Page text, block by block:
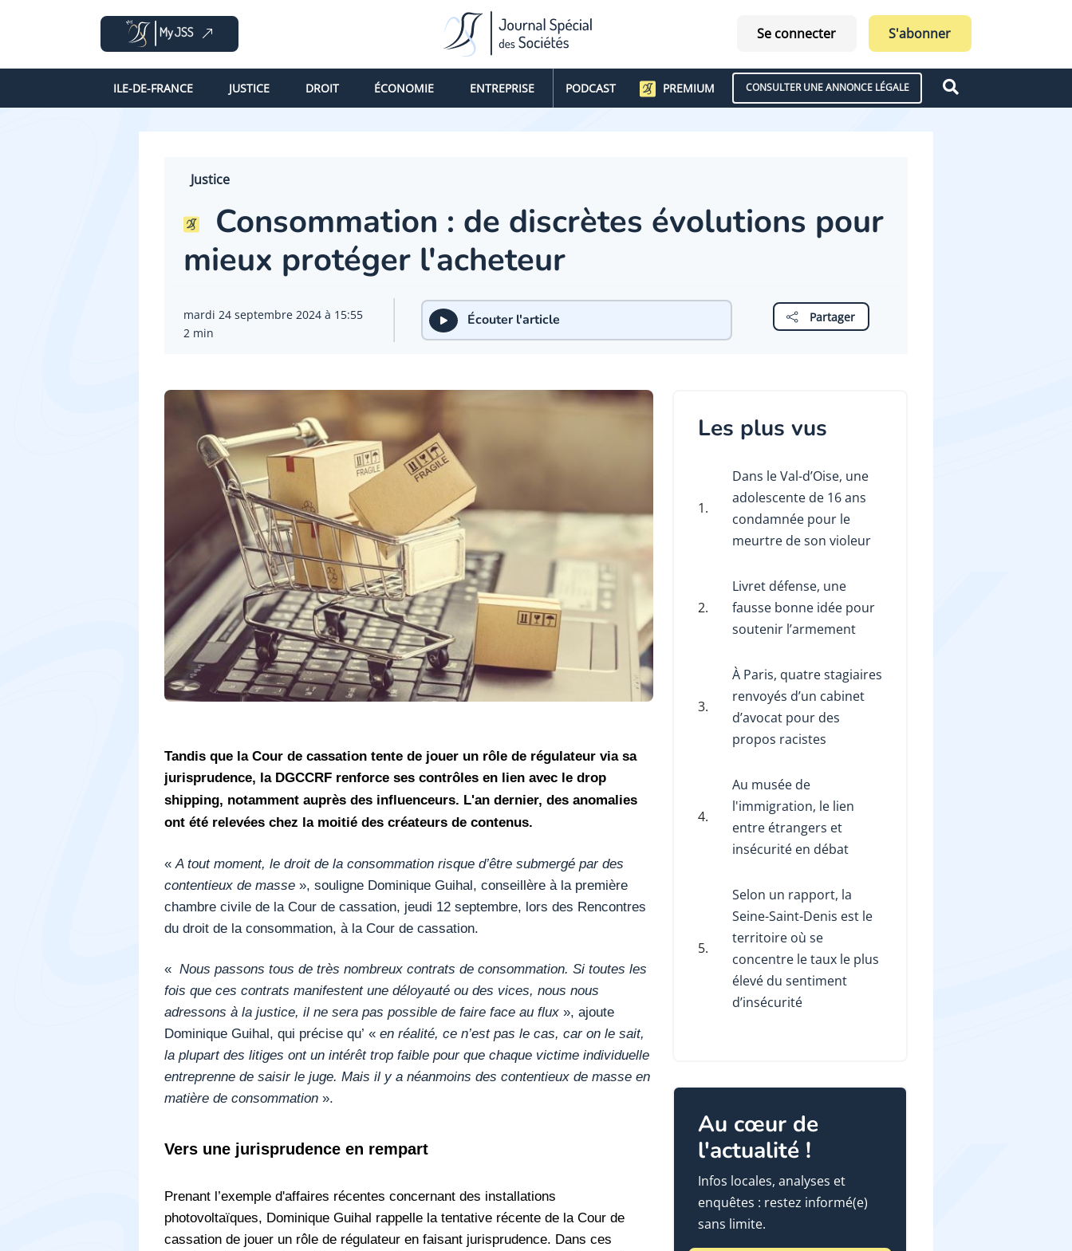
Se connecter S'abonner
ILE-DE-FRANCE JUSTICE DROIT ÉCONOMIE ENTREPRISE PODCAST PREMIUM CONSULTER UNE ANNONCE LÉGALE
Justice
Consommation : de discrètes évolutions pour
mieux protéger l'acheteur
mardi 24 septembre 2024 à 15:55
2 min
Écouter l'article Partager
Tandis que la Cour de cassation tente de jouer un rôle de régulateur via sa
jurisprudence, la DGCCRF renforce ses contrôles en lien avec le drop
shipping, notamment auprès des influenceurs. L'an dernier, des anomalies
ont été relevées chez la moitié des créateurs de contenus.
« A tout moment, le droit de la consommation risque d’être submergé par des
contentieux de masse », souligne Dominique Guihal, conseillère à la première
chambre civile de la Cour de cassation, jeudi 12 septembre, lors des Rencontres
du droit de la consommation, à la Cour de cassation.
« Nous passons tous de très nombreux contrats de consommation. Si toutes les
fois que ces contrats manifestent une déloyauté ou des vices, nous nous
adressons à la justice, il ne sera pas possible de faire face au flux », ajoute
Dominique Guihal, qui précise qu’ « en réalité, ce n’est pas le cas, car on le sait,
la plupart des litiges ont un intérêt trop faible pour que chaque victime individuelle
entreprenne de saisir le juge. Mais il y a néanmoins des contentieux de masse en
matière de consommation ».
Vers une jurisprudence en rempart
Prenant l’exemple d'affaires récentes concernant des installations
photovoltaïques, Dominique Guihal rappelle la tentative récente de la Cour de
cassation de jouer un rôle de régulateur en faisant jurisprudence. Dans ces
Les plus vus
1.
Dans le Val-d’Oise, une
adolescente de 16 ans
condamnée pour le
meurtre de son violeur
2.
Livret défense, une
fausse bonne idée pour
soutenir l’armement
3.
À Paris, quatre stagiaires
renvoyés d’un cabinet
d’avocat pour des
propos racistes
4.
Au musée de
l'immigration, le lien
entre étrangers et
insécurité en débat
5.
Selon un rapport, la
Seine-Saint-Denis est le
territoire où se
concentre le taux le plus
élevé du sentiment
d’insécurité
Au cœur de
l'actualité !
Infos locales, analyses et
enquêtes : restez informé(e)
sans limite.